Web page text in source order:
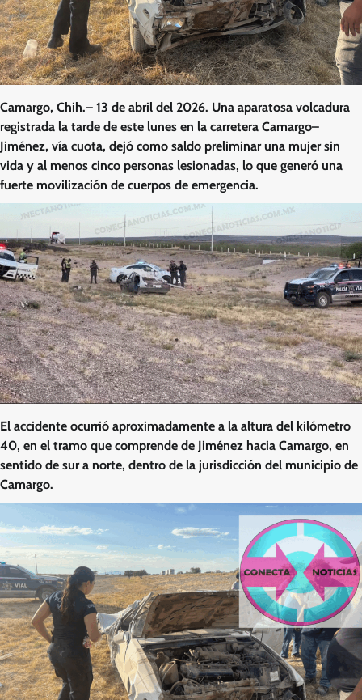
Camargo, Chih.– 13 de abril del 2026. Una aparatosa volcadura
registrada la tarde de este lunes en la carretera Camargo–
Jiménez, vía cuota, dejó como saldo preliminar una mujer sin
vida y al menos cinco personas lesionadas, lo que generó una
fuerte movilización de cuerpos de emergencia.
El accidente ocurrió aproximadamente a la altura del kilómetro
40, en el tramo que comprende de Jiménez hacia Camargo, en
sentido de sur a norte, dentro de la jurisdicción del municipio de
Camargo.